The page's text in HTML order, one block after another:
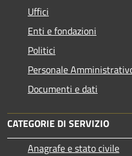
Uffici
Enti e fondazioni
Politici
Personale
Documenti e dati
CATEGORIE DI SERVIZIO
Anagrafe e stato civile